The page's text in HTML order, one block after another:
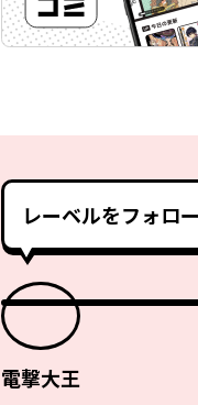
レーベルをフォロ
電撃大王